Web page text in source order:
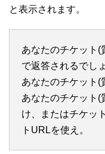
と表示されます。
あなたのチケット(
で返答されるでし
あなたのチケット(
あなたのチケット(
け、またはチケッ
トURLを使え。